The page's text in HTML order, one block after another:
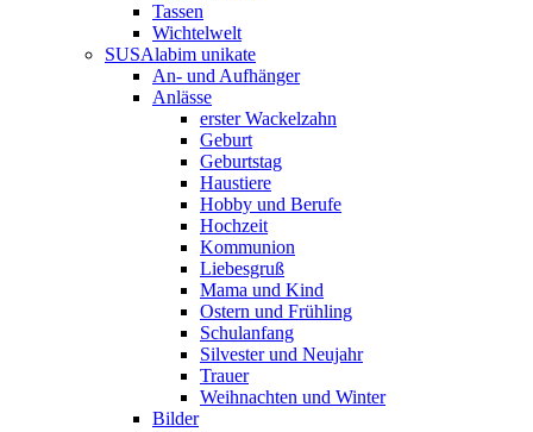
Tassen
Wichtelwelt
SUSAlabim unikate
An- und Aufhänger
Anlässe
erster Wackelzahn
Geburt
Geburtstag
Haustiere
Hobby und Berufe
Hochzeit
Kommunion
Liebesgruß
Mama und Kind
Ostern und Frühling
Schulanfang
Silvester und Neujahr
Trauer
Weihnachten und Winter
Bilder